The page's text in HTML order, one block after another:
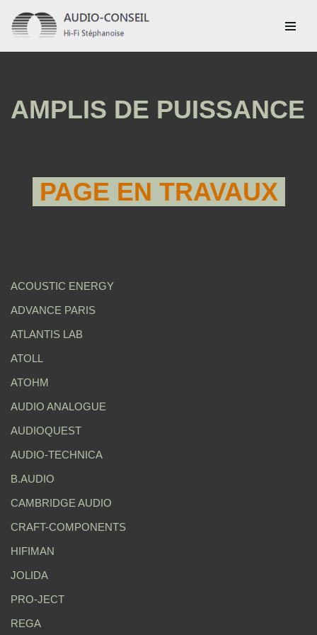
Aller
au
AMPLIS DE PUISSANCE
PAGE EN TRAVAUX
ACOUSTIC ENERGY
ADVANCE PARIS
ATLANTIS LAB
ATOLL
ATOHM
AUDIO ANALOGUE
AUDIOQUEST
AUDIO-TECHNICA
B.AUDIO
CAMBRIDGE AUDIO
CRAFT-COMPONENTS
HIFIMAN
JOLIDA
PRO-JECT
REGA